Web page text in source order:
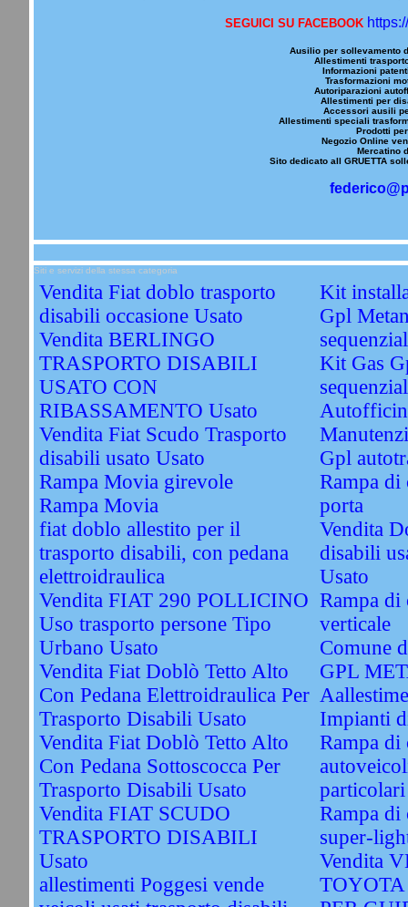
SEGUICI SU FACEBOOK
Ausilio per sollevamento
Allestimenti
Informazioni
Trasformazioni
Autoriparazioni
Allestimenti per
Accessori ausili
Allestimenti speciali
Prodotti
Negozio Online
Mercatino
Sito dedicato all GRUETTA
Siti e servizi della stessa categoria
Vendita Fiat doblo trasporto
disabili occasione Usato
Vendita BERLINGO
TRASPORTO DISABILI
USATO CON
RIBASSAMENTO Usato
Vendita Fiat Scudo Trasporto
disabili usato Usato
Rampa Movia girevole
Rampa Movia
fiat doblo allestito per il
trasporto disabili, con pedana
elettroidraulica
Vendita FIAT 290 POLLICINO
Uso trasporto persone Tipo
Urbano Usato
Vendita Fiat Doblò Tetto Alto
Con Pedana Elettroidraulica Per
Trasporto Disabili Usato
Vendita Fiat Doblò Tetto Alto
Con Pedana Sottoscocca Per
Trasporto Disabili Usato
Vendita FIAT SCUDO
TRASPORTO DISABILI
Usato
allestimenti Poggesi vende
Kit
Gpl
Kit Gas
Gpl
Rampa di
porta
Vendita
disabili
Usato
Rampa di
verticale
Comune
GPL
Impianti
Rampa di
particolari
Rampa di
super-
Vendita